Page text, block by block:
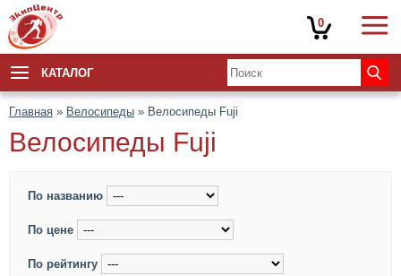
КАТАЛОГ
Главная » Велосипеды » Велосипеды Fuji
Велосипеды Fuji
По названию
По цене
По рейтингу
0